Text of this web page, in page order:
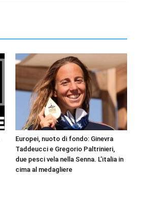
Europei, nuoto di fondo: Ginevra
Taddeucci e Gregorio Paltrinieri,
due pesci vela nella Senna. L’italia in
cima al medagliere